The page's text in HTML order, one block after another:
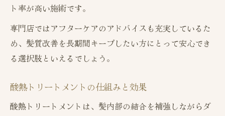
ト率が高い施術です。
専門店ではアフターケアのアドバイスも充実しているた
め、髪質改善を長期間キープしたい方にとって安心でき
る選択肢といえるでしょう。
酸熱トリートメントの仕組みと効果
酸熱トリートメントは、髪内部の結合を補強しながらダ